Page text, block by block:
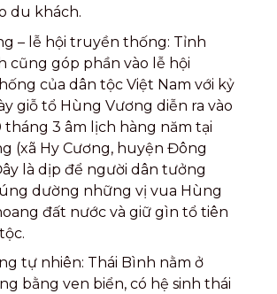
du khách.
– lễ hội truyền thống: Tỉnh
cũng góp phần vào lễ hội
của dân tộc Việt Nam với kỷ
giỗ tổ Hùng Vương diễn ra vào
tháng 3 âm lịch hàng năm tại
(xã Hy Cương, huyện Đông
là dịp để người dân tưởng
dường những vị vua Hùng
đất nước và giữ gìn tổ tiên
tự nhiên: Thái Bình nằm ở
bằng ven biển, có hệ sinh thái